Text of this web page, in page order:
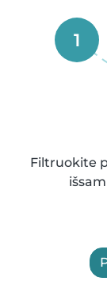
1
Filtruokite